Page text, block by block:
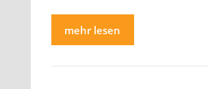
mehr lesen